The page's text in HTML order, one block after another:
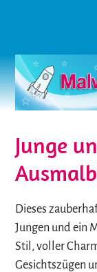
Junge
Dieses
Jungen und ein
Stil, voller
Gesichtszügen